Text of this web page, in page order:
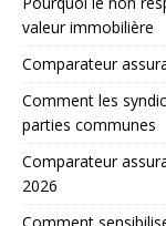
valeur immobilière
Comparateur
Comment les
parties communes
Comparateur
2026